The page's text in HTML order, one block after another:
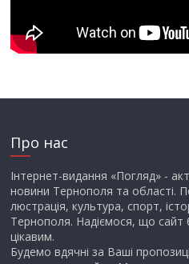
Про нас
Інтернет-видання «Погляд» -
новини Тернополя та області.
люстрація, культура, спорт,
Тернополя. Надіємося, що сайт
цікавим.
Будемо вдячні за Ваші